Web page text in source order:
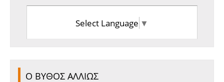
Select Language ▼
Ο ΒΥΘΟΣ ΑΛΛΙΩΣ